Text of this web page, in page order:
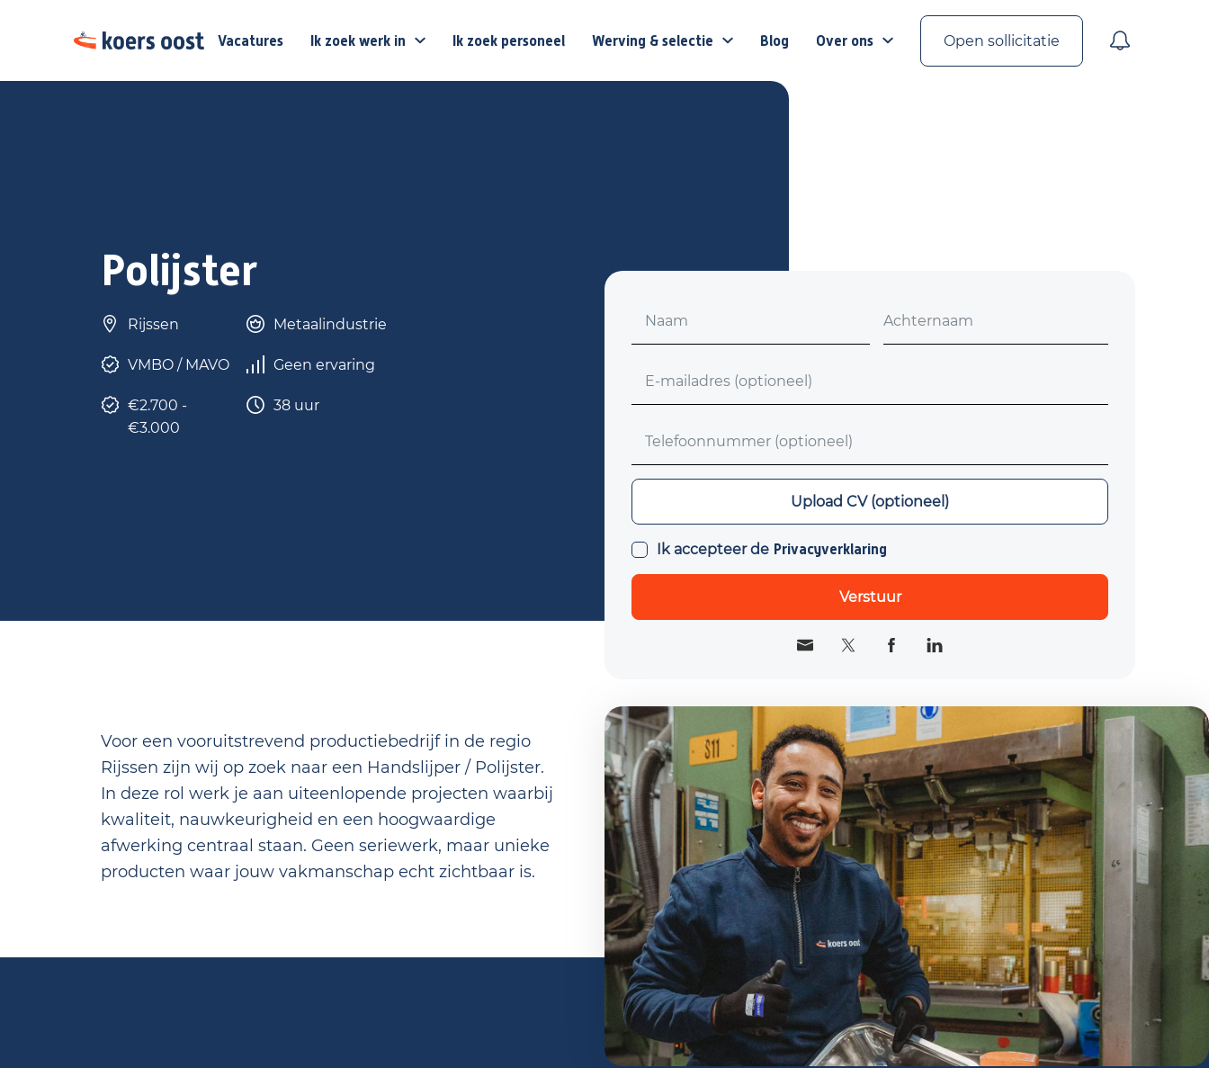
Vacatures Ik zoek werk in Ik zoek personeel Werving & selectie Blog Over ons Open sollicitatie
Polijster
Rijssen
VMBO / MAVO
€2.700 -
€3.000
Metaalindustrie
Geen ervaring
38 uur
Upload CV (optioneel)
Upload CV (optioneel)
Ik accepteer de Privacyverklaring
Verstuur
Voor een vooruitstrevend productiebedrijf in de regio
Rijssen zijn wij op zoek naar een Handslijper / Polijster.
In deze rol werk je aan uiteenlopende projecten waarbij
kwaliteit, nauwkeurigheid en een hoogwaardige
afwerking centraal staan. Geen seriewerk, maar unieke
producten waar jouw vakmanschap echt zichtbaar is.